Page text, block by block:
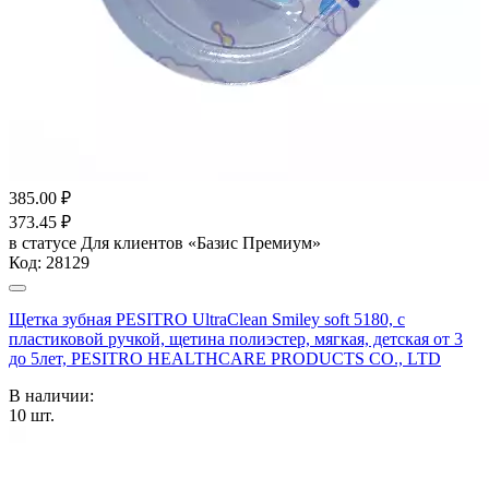
385.00 ₽
373.45 ₽
в статусе Для клиентов «Базис Премиум»
Код: 28129
Щетка зубная PESITRO UltraClean Smiley soft 5180, с
пластиковой ручкой, щетина полиэстер, мягкая, детская от 3
до 5лет, PESITRO HEALTHCARE PRODUCTS CO., LTD
В наличии:
10 шт.